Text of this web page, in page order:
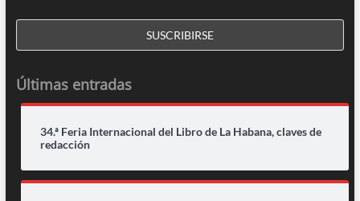
Últimas entradas
34.ª Feria Internacional del Libro de La Habana, claves de
redacción